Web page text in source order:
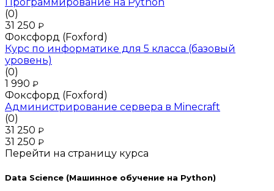
(0)
31 250 ₽
Фоксфорд (Foxford)
Курс по информатике для 5 класса (базовый
уровень)
(0)
1 990 ₽
Фоксфорд (Foxford)
Администрирование сервера в Minecraft
(0)
31 250 ₽
31 250 ₽
Перейти на страницу курса
Data Science (Машинное обучение на Python)